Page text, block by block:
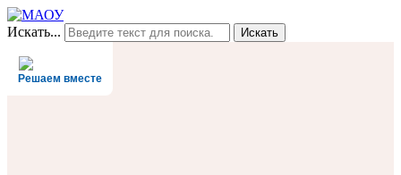
Искать... Искать
Решаем вместе